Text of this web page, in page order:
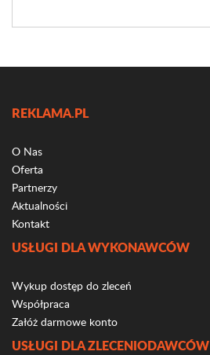
REKLAMA.PL
O Nas
Oferta
Partnerzy
Aktualności
Kontakt
USŁUGI DLA WYKONAWCÓW
Wykup dostęp do zleceń
Współpraca
Załóż darmowe konto
USŁUGI DLA ZLECENIODAWCÓW